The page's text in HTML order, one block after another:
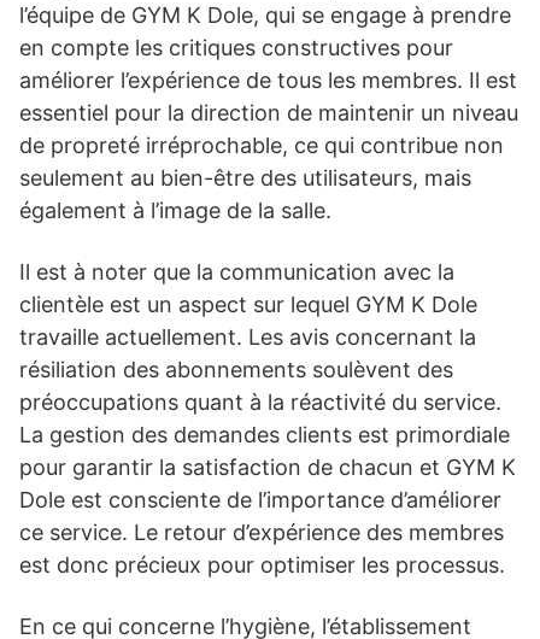
l’équipe de GYM K Dole, qui se engage à prendre
en compte les critiques constructives pour
améliorer l’expérience de tous les membres. Il est
essentiel pour la direction de maintenir un niveau
de propreté irréprochable, ce qui contribue non
seulement au bien-être des utilisateurs, mais
également à l’image de la salle.
Il est à noter que la communication avec la
clientèle est un aspect sur lequel GYM K Dole
travaille actuellement. Les avis concernant la
résiliation des abonnements soulèvent des
préoccupations quant à la réactivité du service.
La gestion des demandes clients est primordiale
pour garantir la satisfaction de chacun et GYM K
Dole est consciente de l’importance d’améliorer
ce service. Le retour d’expérience des membres
est donc précieux pour optimiser les processus.
En ce qui concerne l’hygiène, l’établissement